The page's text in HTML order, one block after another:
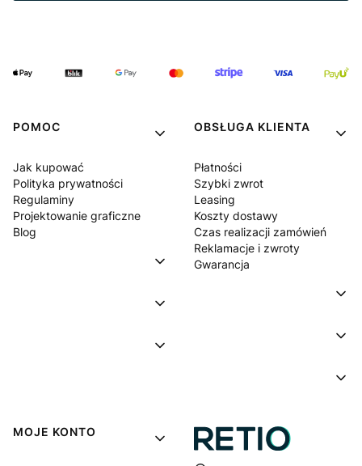
POMOC
Jak kupować
Polityka prywatności
Regulaminy
Projektowanie graficzne
Blog
OBSŁUGA KLIENTA
Płatności
Szybki zwrot
Leasing
Koszty dostawy
Czas realizacji zamówień
Reklamacje i zwroty
Gwarancja
MOJE KONTO